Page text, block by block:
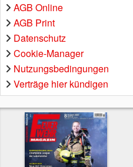
AGB Online
AGB Print
Datenschutz
Cookie-Manager
Nutzungsbedingungen
Verträge hier kündigen